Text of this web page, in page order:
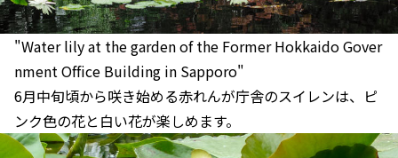
"Water lily at the garden of the Former Hokkaido Gover
nment Office Building in Sapporo"
6月中旬頃から咲き始める赤れんが庁舎のスイレンは、ピ
ンク色の花と白い花が楽しめます。